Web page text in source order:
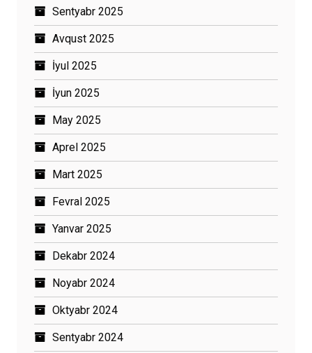
Sentyabr 2025
Avqust 2025
İyul 2025
İyun 2025
May 2025
Aprel 2025
Mart 2025
Fevral 2025
Yanvar 2025
Dekabr 2024
Noyabr 2024
Oktyabr 2024
Sentyabr 2024